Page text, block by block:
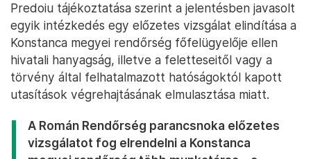
Predoiu tájékoztatása szerint a jelentésben javasolt
egyik intézkedés egy előzetes vizsgálat elindítása a
Konstanca megyei rendőrség főfelügyelője ellen
hivatali hanyagság, illetve a feletteseitől vagy a
törvény által felhatalmazott hatóságoktól kapott
utasítások végrehajtásának elmulasztása miatt.
A Román Rendőrség parancsnoka előzetes
vizsgálatot fog elrendelni a Konstanca